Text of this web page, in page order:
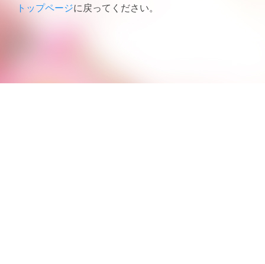
トップページに戻ってください。